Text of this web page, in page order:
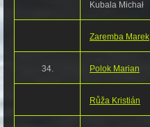
Kubala Michał
Zaremba Marek
34. Polok Marian
Růža Kristián